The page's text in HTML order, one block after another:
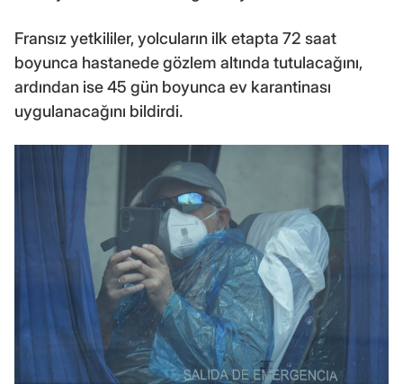
Fransız yetkililer, yolcuların ilk etapta 72 saat
boyunca hastanede gözlem altında tutulacağını,
ardından ise 45 gün boyunca ev karantinası
uygulanacağını bildirdi.